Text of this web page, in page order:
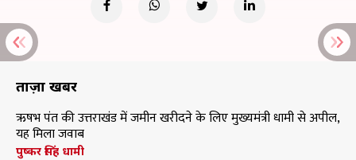
ताज़ा खबरें
ऋषभ पंत की उत्तराखंड में जमीन खरीदने के लिए मुख्यमंत्री धामी से अपील,
यह मिला जवाब
पुष्कर सिंह धामी